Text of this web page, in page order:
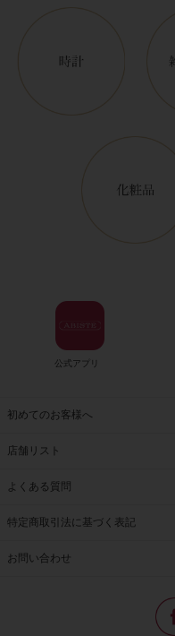
公式アプリ
初めてのお客様へ
店舗リスト
よくある質問
特定商取引法に基づく表記
お問い合わせ